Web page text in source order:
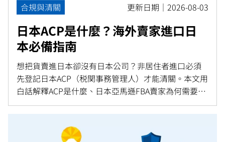
合規與清關 更新日期｜2026-08-03
日本ACP是什麼？海外賣家進口日
本必備指南
想把貨賣進日本卻沒有日本公司？非居住者進口必須
先登記日本ACP（税関事務管理人）才能清關。本文用
白話解釋ACP是什麼、日本亞馬遜FBA賣家為何需要、
申請文件與流程，以及與JCT消費稅的關係。